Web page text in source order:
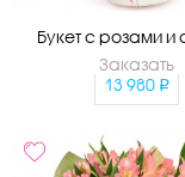
Букет с розами и
Заказать
13 980